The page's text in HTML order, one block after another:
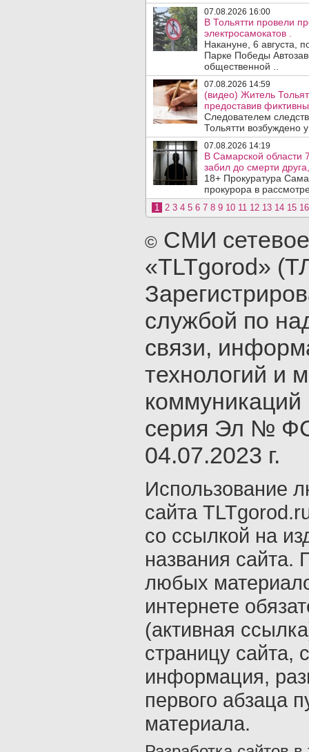
07.08.2026 16:00
В Тольятти провели
электросамокатов .
Накануне, 6 августа,
Парке Победы
общественной ..
07.08.2026 14:59
(видео) Житель
предоставив
Следователем
Тольятти возбуждено
07.08.2026 14:19
В Самарской области
забил до смерти
18+ Прокуратура
прокурора в
1 2 3 4 5 6 7 8 9 10 11 12 13 14 15 16
© СМИ
«TLTgorod»
службой по
связи,
технологий и
серия Эл №
04.07.2023 г.
Использование
сайта
со ссылкой на
названия сайта.
любых
интернете
(активная
страницу сайта,
информация,
первого абзаца
материала.